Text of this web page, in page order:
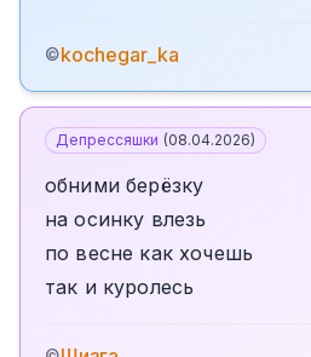
©kochegar_ka
Депрессяшки (08.04.2026)
обними берёзку
на осинку влезь
по весне как хочешь
так и куролесь